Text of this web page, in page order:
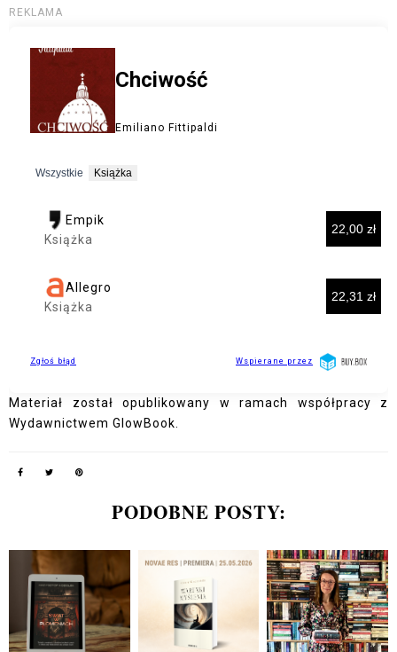
Materiał został opublikowany w ramach współpracy z
Wydawnictwem GlowBook.
PODOBNE POSTY: